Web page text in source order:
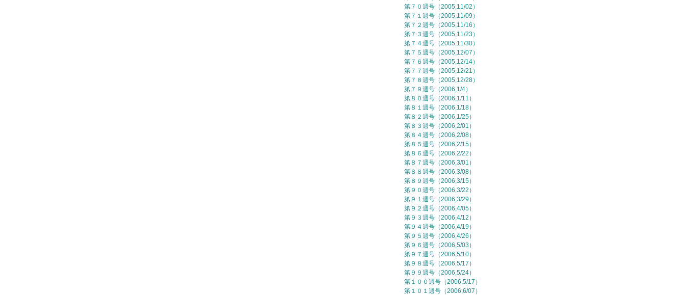
第７０週号（2005,11/02）
第７１週号（2005,11/09）
第７２週号（2005,11/16）
第７３週号（2005,11/23）
第７４週号（2005,11/30）
第７５週号（2005,12/07）
第７６週号（2005,12/14）
第７７週号（2005,12/21）
第７８週号（2005,12/28）
第７９週号（2006,1/4）
第８０週号（2006,1/11）
第８１週号（2006,1/18）
第８２週号（2006,1/25）
第８３週号（2006,2/01）
第８４週号（2006,2/08）
第８５週号（2006,2/15）
第８６週号（2006,2/22）
第８７週号（2006,3/01）
第８８週号（2006,3/08）
第８９週号（2006,3/15）
第９０週号（2006,3/22）
第９１週号（2006,3/29）
第９２週号（2006,4/05）
第９３週号（2006,4/12）
第９４週号（2006,4/19）
第９５週号（2006,4/26）
第９６週号（2006,5/03）
第９７週号（2006,5/10）
第９８週号（2006,5/17）
第９９週号（2006,5/24）
第１００週号（2006,5/17）
第１０１週号（2006,6/07）